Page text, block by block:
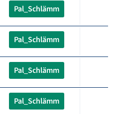
Pal_Schlämm
Pal_Schlämm
Pal_Schlämm
Pal_Schlämm